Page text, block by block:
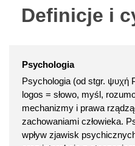
Definicje i
Psychologia
Psychologia (od stgr. ψυχή
logos = słowo, myśl,
mechanizmy i prawa
zachowaniami człowieka.
wpływ zjawisk